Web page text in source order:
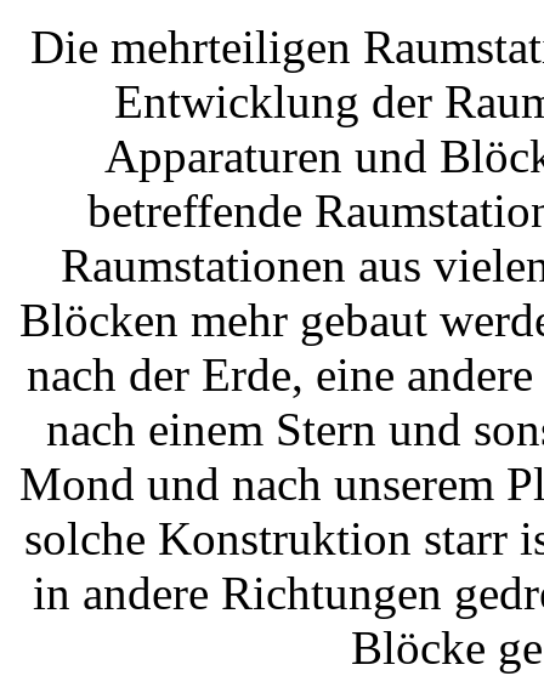
Die mehrteiligen
Entwicklung der
Apparaturen und
betreffende
Raumstationen aus
Blöcken mehr gebaut
nach der Erde, eine
nach einem Stern und
Mond und nach unserem
solche Konstruktion starr
in andere Richtungen
Blöcke